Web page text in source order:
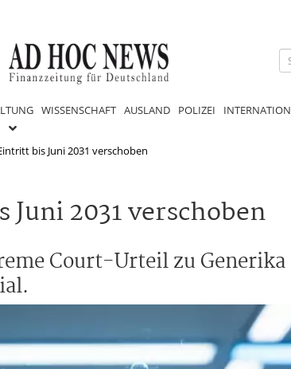
WISSENSCHAFT AUSLAND POLIZEI
bis Juni 2031 verschoben
2031 verschoben
Court-Urteil zu